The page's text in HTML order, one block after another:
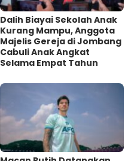
Dalih Biayai Sekolah Anak
Kurang Mampu, Anggota
Majelis Gereja di Jombang
Cabuli Anak Angkat
Selama Empat Tahun